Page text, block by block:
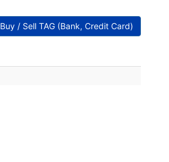
Buy / Sell TAG (Bank, Credit Card)